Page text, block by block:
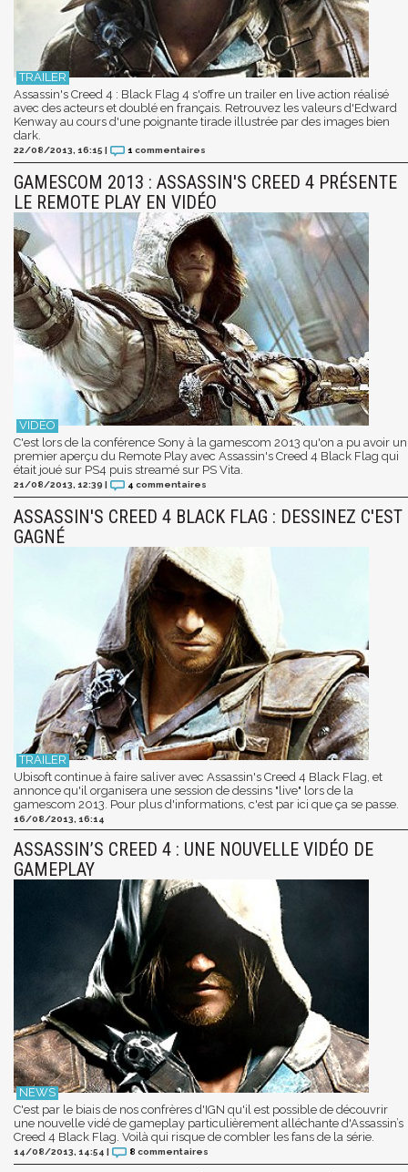
Assassin's Creed 4 : Black Flag 4 s'offre un trailer en live action réalisé
avec des acteurs et doublé en français. Retrouvez les valeurs d'Edward
Kenway au cours d'une poignante tirade illustrée par des images bien
dark.
22/08/2013, 16:15 | 1 commentaires
GAMESCOM 2013 : ASSASSIN'S CREED 4 PRÉSENTE
LE REMOTE PLAY EN VIDÉO
C'est lors de la conférence Sony à la gamescom 2013 qu'on a pu avoir un
premier aperçu du Remote Play avec Assassin's Creed 4 Black Flag qui
était joué sur PS4 puis streamé sur PS Vita.
21/08/2013, 12:39 | 4 commentaires
ASSASSIN'S CREED 4 BLACK FLAG : DESSINEZ C'EST
GAGNÉ
Ubisoft continue à faire saliver avec Assassin's Creed 4 Black Flag, et
annonce qu'il organisera une session de dessins "live" lors de la
gamescom 2013. Pour plus d'informations, c'est par ici que ça se passe.
16/08/2013, 16:14
ASSASSIN’S CREED 4 : UNE NOUVELLE VIDÉO DE
GAMEPLAY
C'est par le biais de nos confrères d'IGN qu'il est possible de découvrir
une nouvelle vidé de gameplay particulièrement alléchante d'Assassin’s
Creed 4 Black Flag. Voilà qui risque de combler les fans de la série.
14/08/2013, 14:54 | 8 commentaires